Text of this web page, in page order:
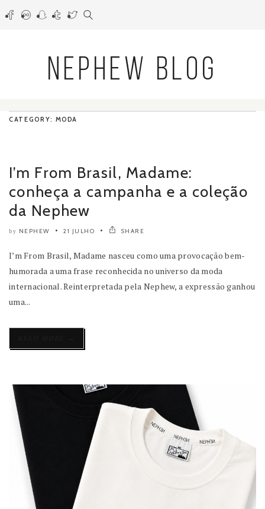
NEPHEW BLOG
CATEGORY: MODA
I’m From Brasil, Madame:
conheça a campanha e a coleção
da Nephew
by NEPHEW 21 JULHO SHARE
I’m From Brasil, Madame nasceu como uma provocação bem-
humorada a uma frase reconhecida no universo da moda
internacional. Reinterpretada pela Nephew, a expressão ganhou
uma...